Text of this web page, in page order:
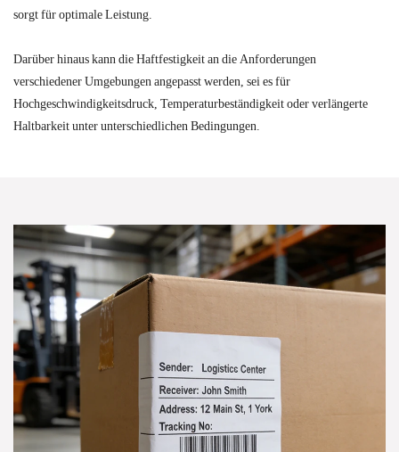
sorgt für optimale Leistung.
Darüber hinaus kann die Haftfestigkeit an die Anforderungen
verschiedener Umgebungen angepasst werden, sei es für
Hochgeschwindigkeitsdruck, Temperaturbeständigkeit oder verlängerte
Haltbarkeit unter unterschiedlichen Bedingungen.